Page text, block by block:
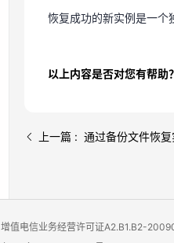
恢复成功的新实例是一个
以上内容是否对您有帮助？
上一篇 : 通过备份文件恢复
增值电信业务经营许可证A2.B1.B2-